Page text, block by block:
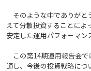
そのような中でありがと
えて分散投資することによ
安定した運用パフォーマン
この第14期運用報告会で
通し、今後の投資戦略につ